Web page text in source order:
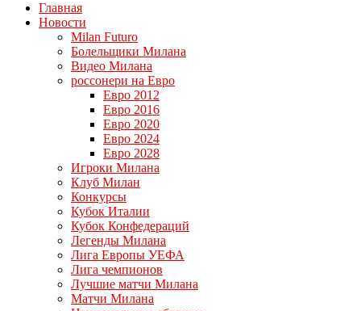
Главная
Новости
Milan Futuro
Болельщики Милана
Видео Милана
россонери на Евро
Евро 2012
Евро 2016
Евро 2020
Евро 2024
Евро 2028
Игроки Милана
Клуб Милан
Конкурсы
Кубок Италии
Кубок Конфедераций
Легенды Милана
Лига Европы УЕФА
Лига чемпионов
Лучшие матчи Милана
Матчи Милана